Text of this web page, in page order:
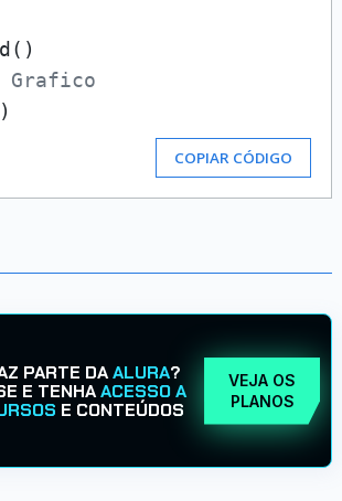
COPIAR CÓDIGO
PARTE DAALURA?
E TENHAACESSO A
E CONTEÚDOS
VEJA OS
PLANOS